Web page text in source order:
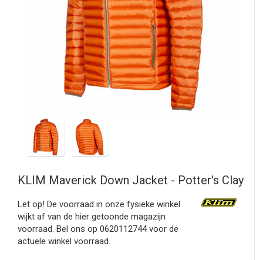
KLIM Maverick Down Jacket - Potter's Clay
Let op! De voorraad in onze fysieke winkel
wijkt af van de hier getoonde magazijn
voorraad. Bel ons op 0620112744 voor de
actuele winkel voorraad.